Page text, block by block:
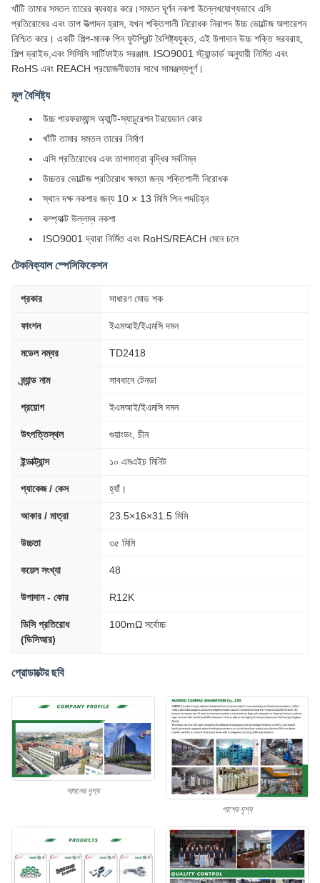
খাঁটি তামার সমতল তারের ব্যবহার করে।সমতল ঘূর্ণন নকশা উল্লেখযোগ্যভাবে এসি
প্রতিরোধের এবং তাপ উত্পাদন হ্রাস, যখন শক্তিশালী নিরোধক নিরাপদ উচ্চ ভোল্টেজ অপারেশন
নিশ্চিত করে। একটি শিল্প-মানক পিন ফুটপ্রিন্ট বৈশিষ্ট্যযুক্ত, এই উপাদান উচ্চ শক্তি সরবরাহ,
শিল্প ড্রাইভ,এবং সিসিসি সার্টিফাইড সরঞ্জাম. ISO9001 স্ট্যান্ডার্ড অনুযায়ী নির্মিত এবং
RoHS এবং REACH প্রয়োজনীয়তার সাথে সামঞ্জস্যপূর্ণ।
মূল বৈশিষ্ট্য
উচ্চ পারফরম্যান্স অ্যান্টি-স্যাচুরেশন টরয়েডাল কোর
খাঁটি তামার সমতল তারের নির্মাণ
এসি প্রতিরোধের এবং তাপমাত্রা বৃদ্ধির সর্বনিম্ন
উচ্চতর ভোল্টেজ প্রতিরোধ ক্ষমতা জন্য শক্তিশালী নিরোধক
স্থান দক্ষ নকশার জন্য 10 × 13 মিমি পিন পদচিহ্ন
কম্প্যাক্ট উল্লম্ব নকশা
ISO9001 দ্বারা নির্মিত এবং RoHS/REACH মেনে চলে
টেকনিক্যাল স্পেসিফিকেশন
প্রকার সাধারণ মোড শক
ফাংশন ইএমআই/ইএমসি দমন
মডেল নম্বর TD2418
ব্র্যান্ড নাম সাবধানে টেনডা
প্রয়োগ ইএমআই/ইএমসি দমন
উৎপত্তিস্থল গুয়াংডং, চীন
ইন্ডাক্ট্যান্স ১০ এমএইচ মিনিট
প্যাকেজ / কেস হ্যাঁ।
আকার / মাত্রা 23.5×16×31.5 মিমি
উচ্চতা ৩৫ মিমি
কয়েল সংখ্যা 48
উপাদান - কোর R12K
ডিসি প্রতিরোধ
(ডিসিআর)
100mΩ সর্বোচ্চ
প্রোডাক্টের ছবি
সামনের দৃশ্য
পাশের দৃশ্য